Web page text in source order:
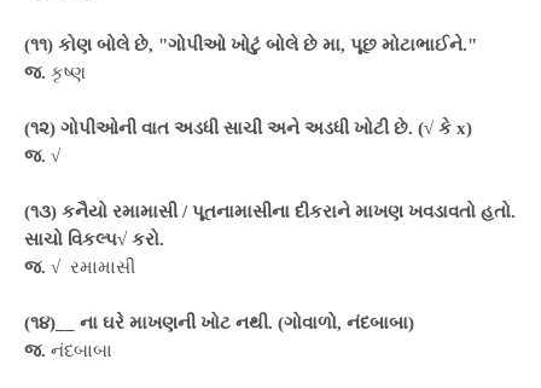
(૧૧) કોણ બોલે છે, "ગોપીઓ ખોટું બોલે છે મા, પૂછ મોટાભાઈને."
જ. કૃષ્ણ
(૧૨) ગોપીઓની વાત અડધી સાચી અને અડધી ખોટી છે. (√ કે x)
જ. √
(૧૩) કનૈયો રમામાસી / પૂતનામાસીના દીકરાને માખણ ખવડાવતો હતો.
સાચો વિકલ્પ√ કરો.
જ. √ રમામાસી
(૧૪)__ ના ઘરે માખણની ખોટ નથી. (ગોવાળો, નંદબાબા)
જ. નંદબાબા